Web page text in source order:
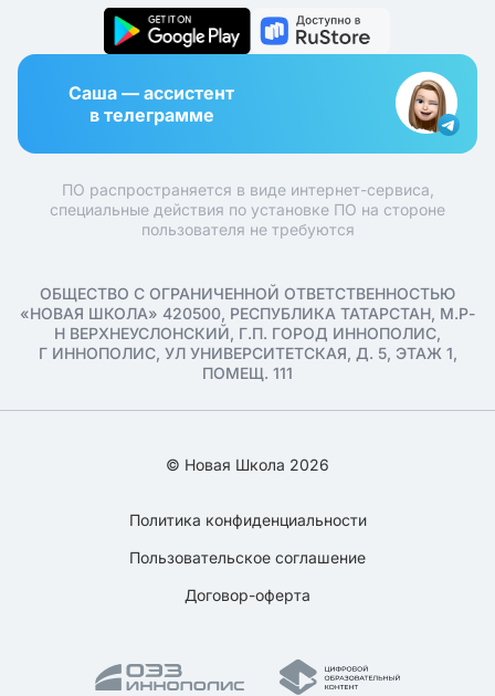
Саша — ассистент
в телеграмме
ПО распространяется в виде интернет-сервиса,
специальные действия по установке ПО на стороне
пользователя не требуются
ОБЩЕСТВО С ОГРАНИЧЕННОЙ ОТВЕТСТВЕННОСТЬЮ
«НОВАЯ ШКОЛА» 420500, РЕСПУБЛИКА ТАТАРСТАН, М.Р-
Н ВЕРХНЕУСЛОНСКИЙ, Г.П. ГОРОД ИННОПОЛИС,
Г ИННОПОЛИС, УЛ УНИВЕРСИТЕТСКАЯ, Д. 5, ЭТАЖ 1,
ПОМЕЩ. 111
© Новая Школа 2026
Политика конфиденциальности
Пользовательское соглашение
Договор-оферта